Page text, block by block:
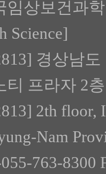
상보건과학
Science]
경상남
티 프라자 2층
2th floor,
Nam
763-8300